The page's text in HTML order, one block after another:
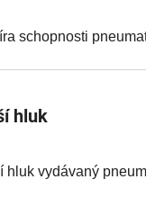
schopnosti
hluk
hluk vydávaný